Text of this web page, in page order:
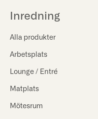
Inredning
Alla produkter
Arbetsplats
Lounge / Entré
Matplats
Mötesrum